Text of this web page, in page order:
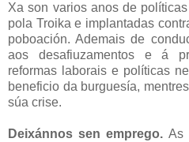
Xa son varios anos de
pola Troika e implantadas
poboación. Ademais de
aos desafiuzamentos e á
reformas laborais e políticas
beneficio da burguesía,
súa crise.
Deixánnos sen emprego. As